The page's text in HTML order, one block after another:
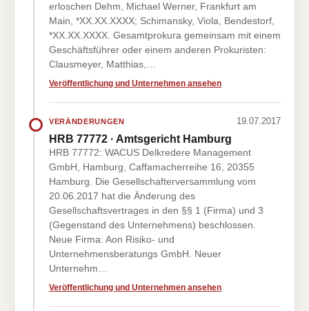
erloschen Dehm, Michael Werner, Frankfurt am
Main, *XX.XX.XXXX; Schimansky, Viola, Bendestorf,
*XX.XX.XXXX. Gesamtprokura gemeinsam mit einem
Geschäftsführer oder einem anderen Prokuristen:
Clausmeyer, Matthias,…
Veröffentlichung und Unternehmen ansehen
VERÄNDERUNGEN 19.07.2017
HRB 77772 · Amtsgericht Hamburg
HRB 77772: WACUS Delkredere Management
GmbH, Hamburg, Caffamacherreihe 16, 20355
Hamburg. Die Gesellschafterversammlung vom
20.06.2017 hat die Änderung des
Gesellschaftsvertrages in den §§ 1 (Firma) und 3
(Gegenstand des Unternehmens) beschlossen.
Neue Firma: Aon Risiko- und
Unternehmensberatungs GmbH. Neuer
Unternehm…
Veröffentlichung und Unternehmen ansehen